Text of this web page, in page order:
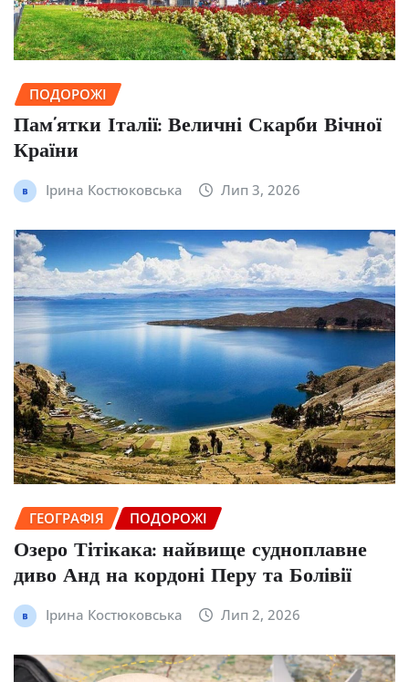
ПОДОРОЖІ
Пам’ятки Італії: Величні Скарби Вічної
Країни
Ірина Костюковська Лип 3, 2026
ГЕОГРАФІЯ ПОДОРОЖІ
Озеро Тітікака: найвище судноплавне
диво Анд на кордоні Перу та Болівії
Ірина Костюковська Лип 2, 2026